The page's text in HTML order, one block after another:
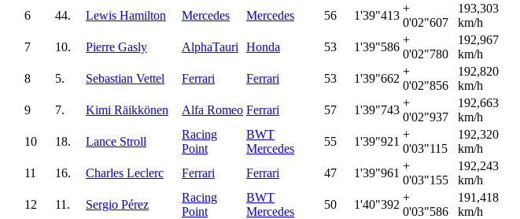
6
44. Lewis Hamilton Mercedes Mercedes 56 1'39"413
+
0'02"607
193,303
km/h
7
10. Pierre Gasly AlphaTauri Honda 53 1'39"586
+
0'02"780
192,967
km/h
8
5. Sebastian Vettel Ferrari Ferrari 53 1'39"662
+
0'02"856
192,820
km/h
9
7. Kimi Räikkönen Alfa Romeo Ferrari 57 1'39"743
+
0'02"937
192,663
km/h
10
18. Lance Stroll
Racing
Point
BWT
Mercedes
55 1'39"921
+
0'03"115
192,320
km/h
11
16. Charles Leclerc Ferrari Ferrari 47 1'39"961
+
0'03"155
192,243
km/h
12
11. Sergio Pérez
Racing
Point
BWT
Mercedes
50 1'40"392
+
0'03"586
191,418
km/h